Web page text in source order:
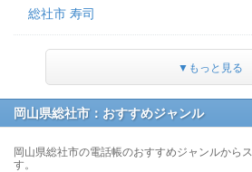
総社市 寿司
▼もっと見る
岡山県総社市：おすすめジャンル
岡山県総社市の電話帳のおすすめジャンルから
す。